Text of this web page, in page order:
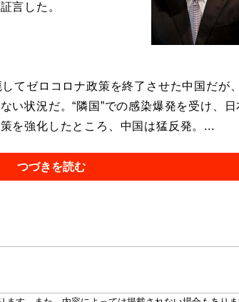
言した。
てゼロコロナ政策を終了させた中国だが
い状況だ。“隣国”での感染爆発を受け、
を強化したところ、中国は猛反発。...
つづきを読む